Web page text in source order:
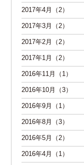
2017年4月（2）
2017年3月（2）
2017年2月（2）
2017年1月（2）
2016年11月（1）
2016年10月（3）
2016年9月（1）
2016年8月（3）
2016年5月（2）
2016年4月（1）